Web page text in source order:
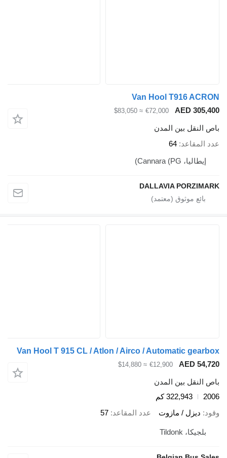
Van Hool T916 ACRON
AED 305,400
€72,000
≈ $83,050
باص النقل بين المدن
عدد المقاعد 64
إيطاليا، Cannara (PG)
DALLAVIA PORZIMARK
Van Hool T 915 CL / Atlon / Airco / Automatic gearbox
AED 54,720
€12,900
≈ $14,880
باص النقل بين المدن
2006
322,943 كم
وقود ديزل / مازوت عدد المقاعد 57
بلجيكا، Tildonk